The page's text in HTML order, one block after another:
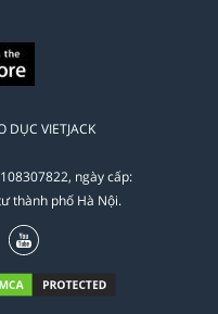
DỤC VIETJACK
ngày cấp:
thành phố Hà Nội.